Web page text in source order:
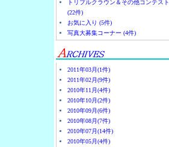
トリプルクラウン＆その他コンテスト
(22件)
お気に入り (5件)
写真大募集コーナー (4件)
2011年03月(1件)
2011年02月(9件)
2010年11月(4件)
2010年10月(2件)
2010年09月(6件)
2010年08月(7件)
2010年07月(14件)
2010年05月(4件)